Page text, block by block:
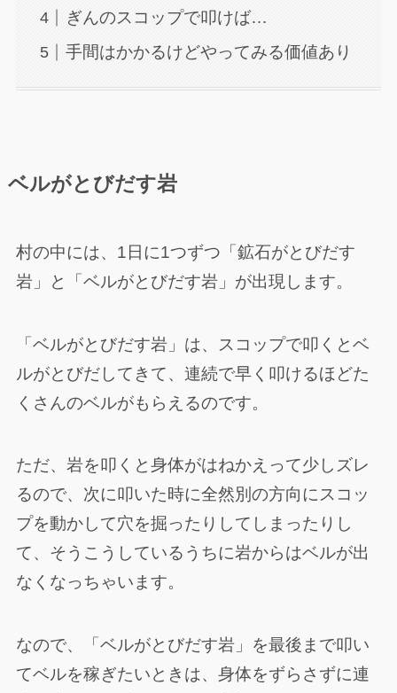
ぎんのスコップで叩けば…
手間はかかるけどやってみる価値あり
ベルがとびだす岩
村の中には、1日に1つずつ「鉱石がとびだす
岩」と「ベルがとびだす岩」が出現します。
「ベルがとびだす岩」は、スコップで叩くとベ
ルがとびだしてきて、連続で早く叩けるほどた
くさんのベルがもらえるのです。
ただ、岩を叩くと身体がはねかえって少しズレ
るので、次に叩いた時に全然別の方向にスコッ
プを動かして穴を掘ったりしてしまったりし
て、そうこうしているうちに岩からはベルが出
なくなっちゃいます。
なので、「ベルがとびだす岩」を最後まで叩い
てベルを稼ぎたいときは、身体をずらさずに連